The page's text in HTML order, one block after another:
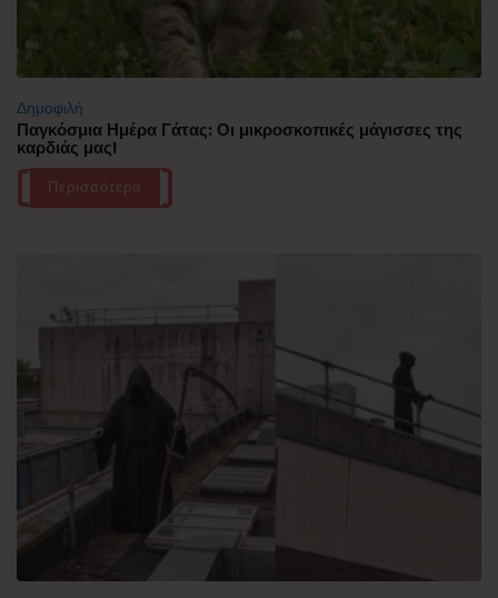
Δημοφιλή
Παγκόσμια Ημέρα Γάτας: Οι μικροσκοπικές μάγισσες της
καρδιάς μας!
Περισσότερα